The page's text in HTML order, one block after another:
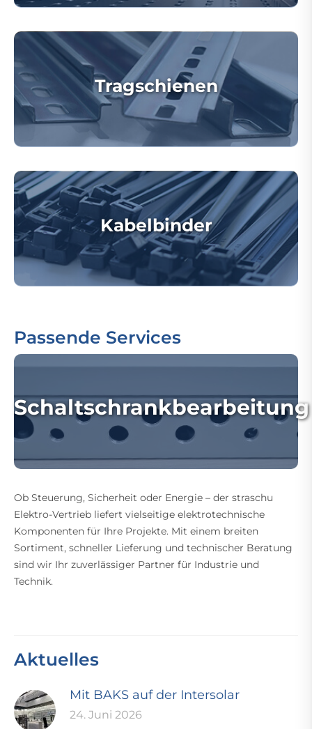
Tragschienen
Kabelbinder
Passende Services
Schaltschrankbearbeitung
Ob Steuerung, Sicherheit oder Energie – der straschu
Elektro-Vertrieb liefert vielseitige elektrotechnische
Komponenten für Ihre Projekte. Mit einem breiten
Sortiment, schneller Lieferung und technischer Beratung
sind wir Ihr zuverlässiger Partner für Industrie und
Technik.
Aktuelles
Mit BAKS auf der Intersolar
24. Juni 2026